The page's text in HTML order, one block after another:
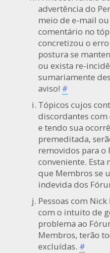
advertência do
meio de e-mail
comentário no
concretizou o
postura se
ou exista re-
sumariamente
aviso! #
Tópicos cujos
discordantes
e tendo sua
premeditada,
removidos para o
conveniente. Esta
que Membros se
indevida dos
Pessoas com
com o intuito de
problema ao
Membros, terão
excluídas. #